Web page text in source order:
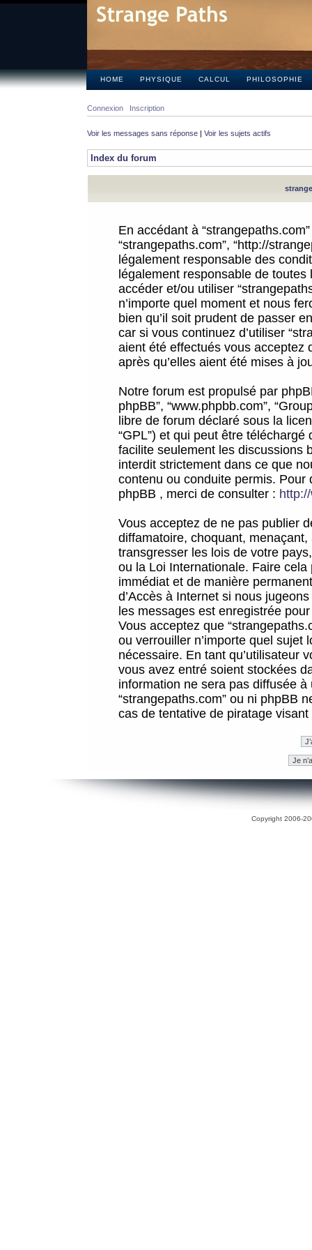
HOME PHYSIQUE CALCUL PHILOSOPHIE
Connexion Inscription
Voir les messages sans réponse | Voir les sujets actifs
Index du forum
En accédant à
“strangepaths.com”, “http://
légalement responsable des
légalement responsable de
accéder et/ou utiliser
n’importe quel moment et nous
bien qu’il soit prudent de passer
car si vous continuez d’utiliser
aient été effectués vous acceptez
après qu’elles aient été mises à
Notre forum est propulsé par
phpBB”, “www.phpbb.com”,
libre de forum déclaré sous la
“GPL”) et qui peut être téléchargé
facilite seulement les discussions
interdit strictement dans ce que
contenu ou conduite permis.
phpBB , merci de consulter :
Vous acceptez de ne pas publier
diffamatoire, choquant,
transgresser les lois de votre
ou la Loi Internationale. Faire
immédiat et de manière
d’Accès à Internet si nous
les messages est enregistrée
Vous acceptez que
ou verrouiller n’importe quel sujet
nécessaire. En tant qu’utilisateur
vous avez entré soient stockées
information ne sera pas diffusée
“strangepaths.com” ou ni phpBB
cas de tentative de piratage
Copyright 2006-